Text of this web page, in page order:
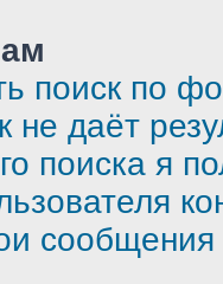
поиск по
даёт
поиска я